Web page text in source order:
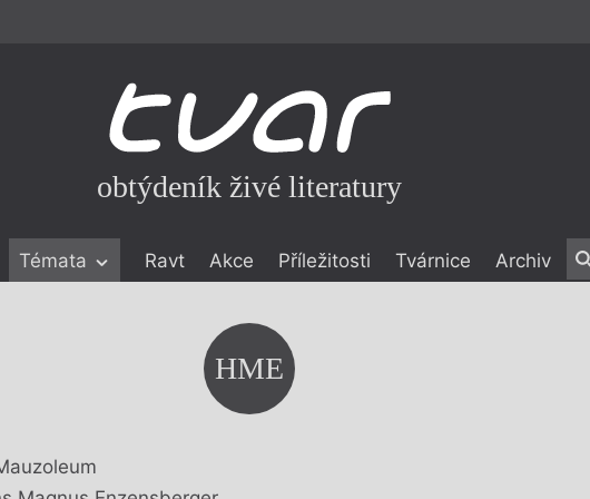
obtýdeník živé literatury
Témata Ravt Akce Příležitosti Tvárnice Archiv
HME